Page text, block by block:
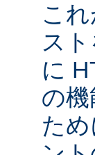
こ
ス
に
の
た